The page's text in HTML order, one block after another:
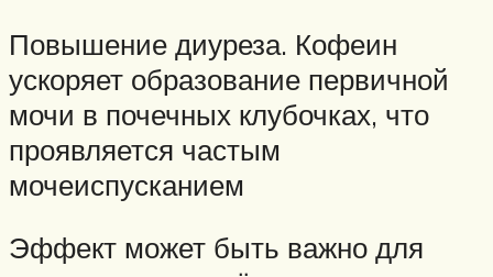
Повышение диуреза. Кофеин
ускоряет образование первичной
мочи в почечных клубочках, что
проявляется частым
мочеиспусканием
Эффект может быть важно для